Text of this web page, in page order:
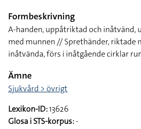
Formbeskrivning
A-handen, uppåtriktad och inåtvänd,
med munnen // Sprethänder, riktade
inåtvända, förs i inåtgående cirklar
Ämne
Sjukvård > övrigt
Lexikon-ID:13626
Glosa i STS-korpus:-